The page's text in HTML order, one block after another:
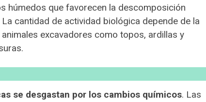
húmedos que favorecen la descomposición
cantidad de actividad biológica depende de la
excavadores como topos, ardillas y
se desgastan por los cambios químicos. Las